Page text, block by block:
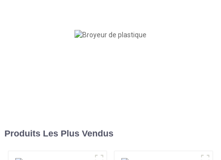
Produits Les Plus Vendus